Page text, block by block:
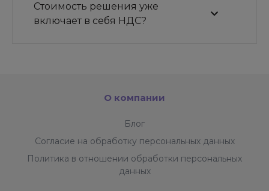
Стоимость решения уже
включает в себя НДС?
О компании
Блог
Согласие на обработку персональных данных
Политика в отношении обработки персональных
данных